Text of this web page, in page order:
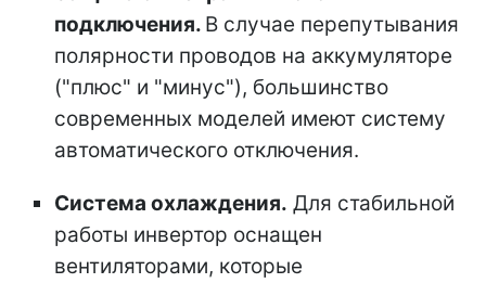
подключения. В случае перепутывания
полярности проводов на аккумуляторе
("плюс" и "минус"), большинство
современных моделей имеют систему
автоматического отключения.
Система охлаждения. Для стабильной
работы инвертор оснащен
вентиляторами, которые